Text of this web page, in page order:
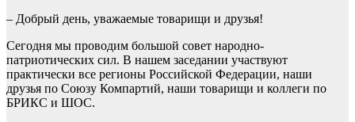
– Добрый день, уважаемые товарищи и друзья!
Сегодня мы проводим большой совет народно-
патриотических сил. В нашем заседании участвуют
практически все регионы Российской Федерации, наши
друзья по Союзу Компартий, наши товарищи и коллеги по
БРИКС и ШОС.